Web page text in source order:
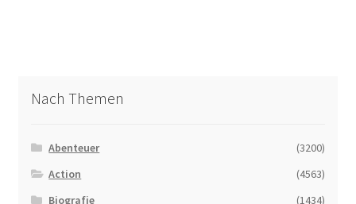
Nach Themen
Abenteuer
(3200)
Action
(4563)
Biografie
(1434)